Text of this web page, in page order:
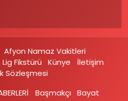
Afyon Namaz Vakitleri
Lig Fikstürü Künye
İletişim
Sözleşmesi
Başmakçı
Bayat